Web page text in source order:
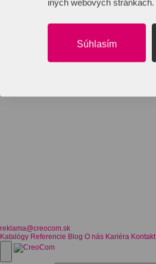
reklama@creocom.sk
Katalógy Referencie Blog O nás Kariéra Kontakt
iných webových stránkach.
Súhlasím